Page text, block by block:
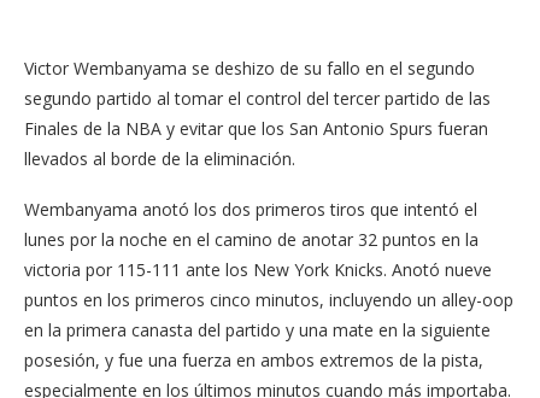
Victor Wembanyama se deshizo de su fallo en el segundo
segundo partido al tomar el control del tercer partido de las
Finales de la NBA y evitar que los San Antonio Spurs fueran
llevados al borde de la eliminación.
Wembanyama anotó los dos primeros tiros que intentó el
lunes por la noche en el camino de anotar 32 puntos en la
victoria por 115-111 ante los New York Knicks. Anotó nueve
puntos en los primeros cinco minutos, incluyendo un alley-oop
en la primera canasta del partido y una mate en la siguiente
posesión, y fue una fuerza en ambos extremos de la pista,
especialmente en los últimos minutos cuando más importaba.